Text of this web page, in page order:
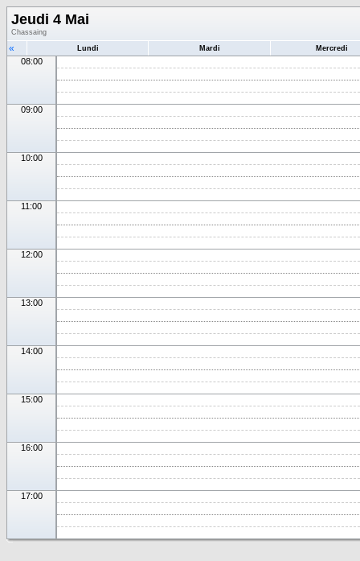
Jeudi 4 Mai
Chassaing
« Lundi Mardi Mercredi
08:00
09:00
10:00
11:00
12:00
13:00
14:00
15:00
16:00
17:00